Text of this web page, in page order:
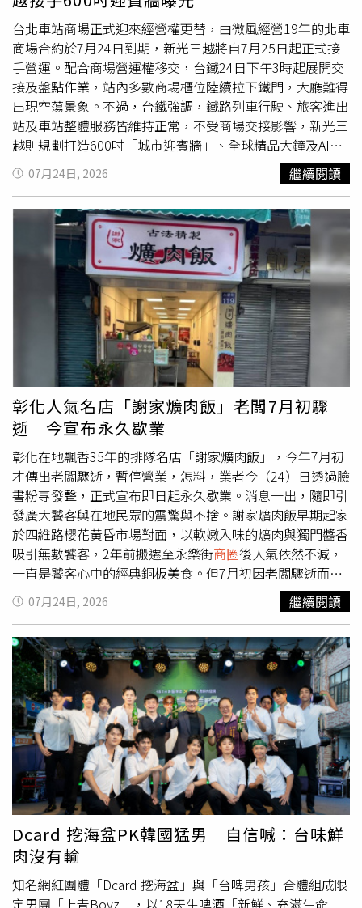
純追求吃到飽。此外，也有民眾分析，若老店長期未改善服
務品質、食材特色與用餐環境，加上價格提高至350元至
400元後，對以學生為主的消費族群吸引力自然逐漸下降，
在連鎖燒肉品牌、火鍋吃到飽及各式新型餐飲競爭下，更難
維持昔日榮景。儘管有人認為梅江近年的表現已不如以往，
但仍有不少老顧客表示，一家店能陪伴台大學生與在地居民
超過30年，本身就是一件值得掌聲的事，而它留下的，不只
是銅盤烤肉的味道，更是一整個世代共同擁有的青春記憶。
個品項本身。」他進一步指出，消費者的用餐習慣也是影響
訂價的重要因素。一般而言，即使多人一起到拉麵店用餐，
多半仍是一人點一碗拉麵；牛肉麵店則常會另外點豆干、牛
腱或其他滷味共同分食，因此店家可透過配餐增加營收。不
過，該名業者也強調，只要是認真熬煮湯頭的牛肉麵，售價
同樣應該忠實反映成本。他表示，自己製作牛肉麵時，也是
從烘烤牛骨、熬煮高湯等程序開始，整體工序並不比製作拉
麵輕鬆，因此支持高品質牛肉麵依照實際成本訂價。
台北車站商場正式迎來經營權更替，由微風經營19年的北車
商場合約於7月24日到期，新光三越將自7月25日起正式接
手營運。配合商場營運權移交，台鐵24日下午3時起展開交
接及盤點作業，站內多數商場櫃位陸續拉下鐵門，大廳難得
出現空蕩景象。不過，台鐵強調，鐵路列車行駛、旅客進出
站及車站整體服務皆維持正常，不受商場交接影響，新光三
越則規劃打造600吋「城市迎賓牆」、全球精品大鐘及AI智
慧導引等設施，為北車商場帶來全新面貌。台鐵表示，此次
交接範圍主要為台北車站ROT商場空間，包括地上1、2樓及
地下1樓的伴手禮、餐飲、美食街、零售及主題餐廳等櫃
位，均於7月24日下午3時起暫停營業，隨即展開營運交接
與盤點作業，預計一路持續至凌晨完成，7月25日起恢復各
樓層正常營業時間。台鐵也提醒，原本規劃24日下午或傍晚
前往台北車站用餐、購買伴手禮或逛街的民眾，應留意商場
提早打烊時間，建議事先調整行程，以免白跑一趟。交接期
間並非所有店家都停止營業。台鐵指出，1樓4家全家便利商
店、臺鐵便當本舖、臺鐵夢工場，以及易遊網、雄獅旅遊、
按摩小棧等櫃位，24日仍照常提供服務，旅客仍可正常購
物、用餐及洽辦相關業務。台鐵總經理馮輝昇表示，感謝微
風19年來投入北車商場經營，陪伴北車 商圈一路成長，也為
旅客提供多元服務。未來由新光三越接棒後，希望結合新的
經營理念，打造更具國門意象的商場空間，讓台北車站成為
展現首都門戶形象的重要據點。馮輝昇指出，由於北車商場
總面積約1萬4000平方公尺，雙方事前已密切協調交接細
節，24日下午3時正式點交後，新光三越將於凌晨同步進
場，完成POS系統等營運設備建置，預計25日上午6時起即
可銜接營運，降低對旅客及店家的影響。目前北車商場約
120家櫃位中，已有110家與新光三越簽訂短期租約，因此
大部分品牌將持續營業，不會因經營權更替而全面撤櫃。新
光三越預計8月提出分期、分區整建規劃，依契約須於民國
117年（2028年）前完成整體改造工程，依法則享有最長2
年8個月的整建期。對於未來商場改造方向，台鐵透露，新
光三越提案中包含多項亮點設施，其中最受矚目的就是打造
約600吋大型「城市迎賓牆」，未來除可播放城市形象內容
外，也可轉播大型運動賽事及重要活動，成為旅客聚集的新
亮點。此外，商場還將引進全球精品大鐘，延續並升級現有
北車大廳整點報時特色，同時在公共空間及廁所導入AI智慧
導引系統，提升旅客便利性與整體服務品質。新光三越先前
表示，未來將以台北車站為核心據點，配合台北西區門戶計
畫發展，串聯南西商圈與台北站前商圈，並結合集團近450
萬會員生態圈、智慧零售科技及軟硬體升級，引進更多元的
餐飲、零售、藝術文化及潮流品牌，打造兼具交通、購物、
休憩與文化功能的「城市客廳」，讓台北車站成為展現台灣
新國門形象的重要商業地標。
07月24日, 2026 繼續閱讀
彰化人氣名店「謝家爌肉飯」老闆7月初驟
逝 今宣布永久歇業
彰化在地飄香35年的排隊名店「謝家爌肉飯」，今年7月初
才傳出老闆驟逝，暫停營業，怎料，業者今（24）日透過臉
書粉專發聲，正式宣布即日起永久歇業。消息一出，隨即引
發廣大饕客與在地民眾的震驚與不捨。謝家爌肉飯早期起家
於四維路櫻花黃昏市場對面，以軟嫩入味的爌肉與獨門醬香
吸引無數饕客，2年前搬遷至永樂街商圈後人氣依然不減，
一直是饕客心中的經典銅板美食。但7月初因老闆驟逝而暫
停營業，沒想到今日業者透過臉書粉專發布永久歇業聲明。
老闆娘在聲明中表示，感謝大家多年的支持與愛護，經過思
考後，決定停下腳步，「這一次，真的到了終點站」；業者
向曾經蒞臨的每一位致謝，並宣布「即日起，謝家爌肉飯永
久歇業。」並感性寫下「千言萬語，只有一句：謝謝大家，
一路有你們，真的很幸福。」不少客顧推測歇業的主因，源
於負責廚房掌杓的老闆本月初驟逝。據《ETtoday新聞雲》
報導，老闆娘鬆口，與口味傳承無關，主要是子女有穩定事
業無意接班，且餐飲業人手難找，各種考量下決定放手。彰
化市長林世賢得知後也表達深切惋惜，直言謝家爌肉飯早已
是市民共同的飲食記憶。
07月24日, 2026 繼續閱讀
Dcard 挖海盆PK韓國猛男 自信喊：台味鮮
肉沒有輸
知名網紅團體「Dcard 挖海盆」與「台啤男孩」合體組成限
定男團「上青Boyz」，以18天生啤酒「新鮮、充滿生命